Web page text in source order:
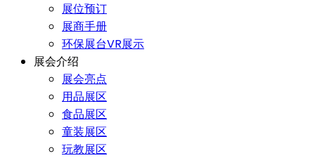
展位预订
展商手册
环保展台VR展示
展会介绍
展会亮点
用品展区
食品展区
童装展区
玩教展区